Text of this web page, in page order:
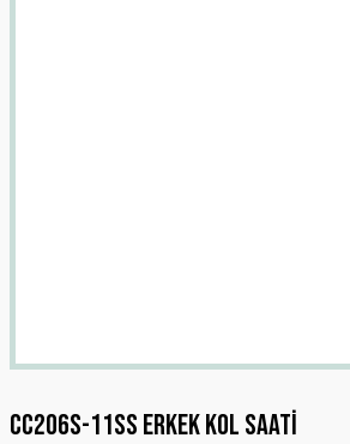
Cc206s-11ss Erkek Kol Saati